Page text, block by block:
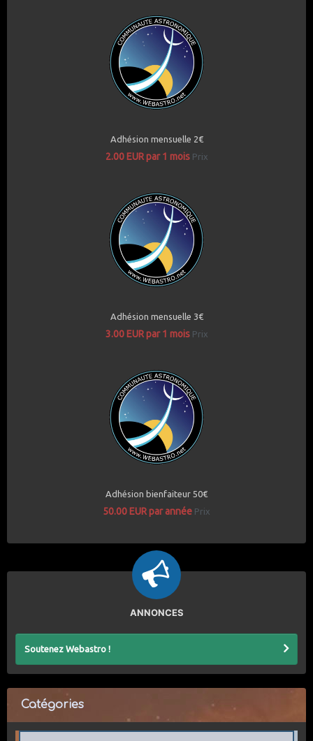
Adhésion mensuelle 2€
2.00 EUR par 1 mois Prix
Adhésion mensuelle 3€
3.00 EUR par 1 mois Prix
Adhésion bienfaiteur 50€
50.00 EUR par année Prix
ANNONCES
Soutenez Webastro !
Catégories